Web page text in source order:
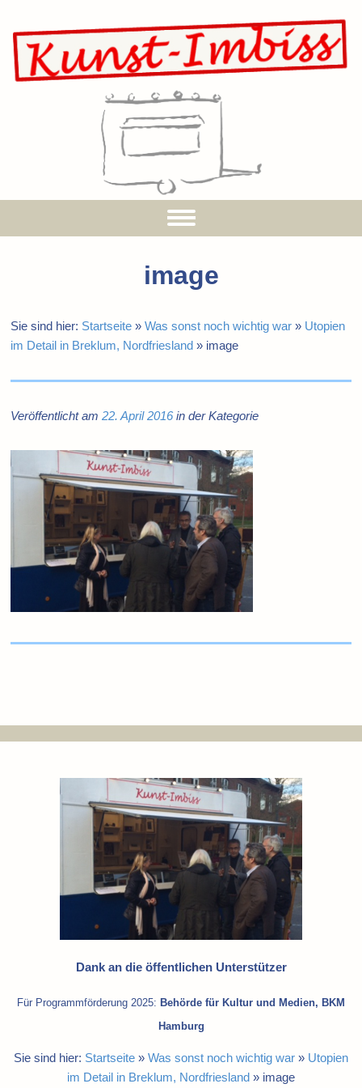
image
Sie sind hier: Startseite »Was sonst noch wichtig war » Utopien
im Detail in Breklum, Nordfriesland » image
Veröffentlicht am22. April 2016in der Kategorie
Dank an die öffentlichen Unterstützer
Für Programmförderung 2025: Behörde für Kultur und Medien, BKM
Hamburg
Sie sind hier: Startseite » Was sonst noch wichtig war » Utopien
im Detail in Breklum, Nordfriesland » image